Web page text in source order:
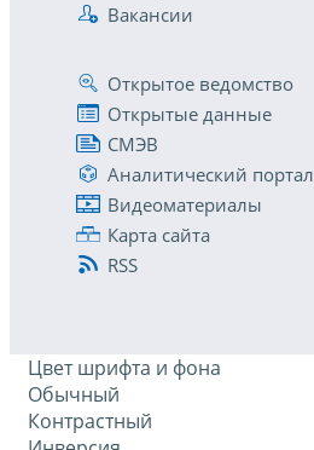
Вакансии
Открытое ведомство
Открытые данные
СМЭВ
Аналитический портал
Видеоматериалы
Карта сайта
RSS
Цвет шрифта и фона
Обычный
Контрастный